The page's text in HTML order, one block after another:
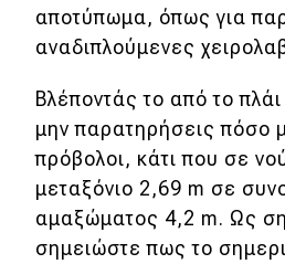
αποτύπωμα, όπως για
αναδιπλούμενες
Βλέποντάς το από το
μην παρατηρήσεις πόσο
πρόβολοι, κάτι που σε
μεταξόνιο 2,69 m σε
αμαξώματος 4,2 m. Ως
σημειώστε πως το